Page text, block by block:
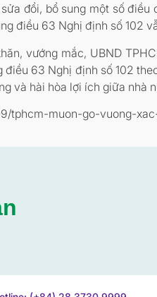
đổi, bổ sung một số
điều 63 Nghị định số 102
vướng mắc, UBND
điều 63 Nghị định số 102
và hài hòa lợi ích giữa nhà
tphcm-muon-go-vuong-